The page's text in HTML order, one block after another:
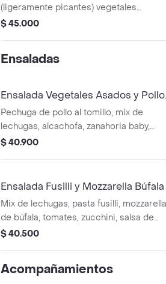
(ligeramente picantes) vegetales
salteados; cebolla caramelizada, hierbas
$ 45.000
Ensaladas
Ensalada Vegetales Asados y Pollo.
Pechuga de pollo al tomillo, mix de
lechugas, alcachofa, zanahoria baby,
habichuelines, tomates asados, zucchini
$ 40.900
Ensalada Fusilli y Mozzarella Búfala
Mix de lechugas, pasta fusilli, mozzarella
de búfala, tomates, zucchini, salsa de
berenjena ahumada y vinagreta
$ 40.500
Acompañamientos